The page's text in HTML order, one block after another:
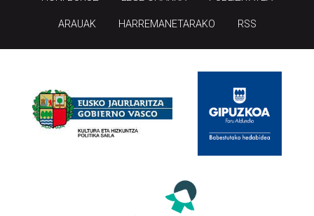
ARAUAK HARREMANETARAKO RSS